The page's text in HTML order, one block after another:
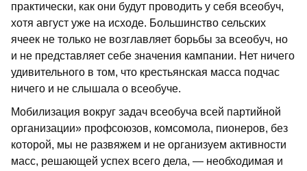
практически, как они будут проводить у себя всеобуч,
хотя август уже на исходе. Большинство сельских
ячеек не только не возглавляет борьбы за всеобуч, но
и не представляет себе значения кампании. Нет ничего
уди­вительного в том, что крестьянская мас­са подчас
ничего и не слышала о все­обуче.
Мобилизация вокруг задач всеобуча всей партийной
организации» профсо­юзов, комсомола, пионеров, без
которой, мы не развяжем и не организуем активно­сти
масс, решающей успех всего дела, — необходимая и